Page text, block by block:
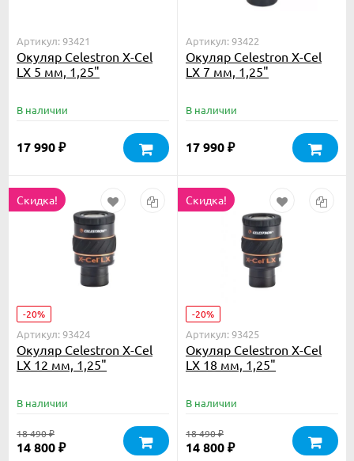
Артикул: 93421
Окуляр Celestron X-Cel
LX 5 мм, 1,25"
В наличии
17 990 ₽
Артикул: 93422
Окуляр Celestron X-Cel
LX 7 мм, 1,25"
В наличии
17 990 ₽
Скидка!
-20%
Артикул: 93424
Окуляр Celestron X-Cel
LX 12 мм, 1,25"
В наличии
18 490₽
14 800 ₽
Скидка!
-20%
Артикул: 93425
Окуляр Celestron X-Cel
LX 18 мм, 1,25"
В наличии
18 490₽
14 800 ₽